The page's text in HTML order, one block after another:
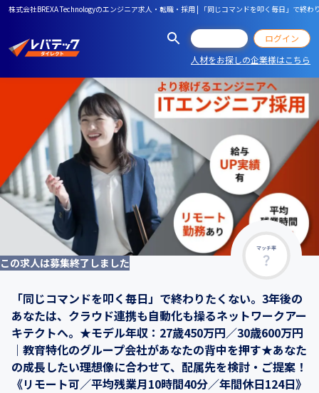
株式会社BREXA Technologyのエンジニア求人・転職・採用 | 「同じコマンドを叩く毎日」で
ログイン
人材をお探しの企業様はこちら
マッチ率
この求人は募集終了しました
「同じコマンドを叩く毎日」で終わりたくない。3年後の
あなたは、クラウド連携も自動化も操るネットワークアー
キテクトへ。★モデル年収：27歳450万円／30歳600万円
｜教育特化のグループ会社があなたの背中を押す★あなた
の成長したい理想像に合わせて、配属先を検討・ご提案！
《リモート可／平均残業月10時間40分／年間休日124日》